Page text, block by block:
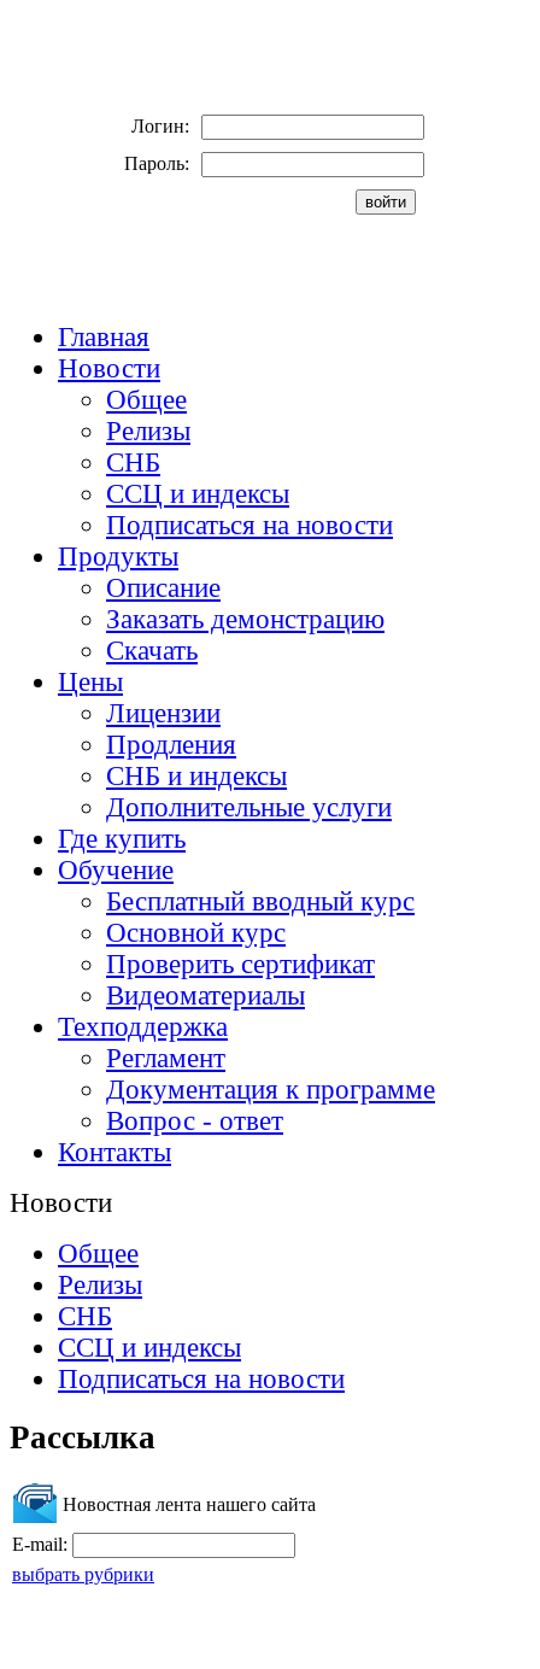
Логин:
Пароль:
Главная
Новости
Общее
Релизы
СНБ
ССЦ и индексы
Подписаться на новости
Продукты
Описание
Заказать демонстрацию
Скачать
Цены
Лицензии
Продления
СНБ и индексы
Дополнительные услуги
Где купить
Обучение
Бесплатный вводный курс
Основной курс
Проверить сертификат
Видеоматериалы
Техподдержка
Регламент
Документация к программе
Вопрос - ответ
Контакты
Новости
Общее
Релизы
СНБ
ССЦ и индексы
Подписаться на новости
Рассылка
Новостная лента нашего сайта
E-mail:
выбрать рубрики